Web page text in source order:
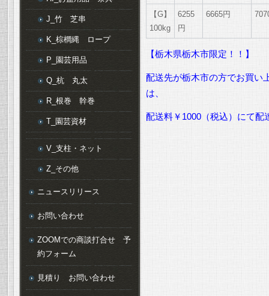
【G】
100kg
6255
円
6665円
【栃木県栃木市限定！！】
配送先が栃木市の方でお買い
は、
配送料￥1000（税込）にて配
J_竹 芝串
K_棕櫚縄 ロープ
P_園芸用品
Q_杭 丸太
R_根巻 幹巻
T_園芸資材
V_支柱・ネット
Z_その他
ニュースリリース
お問い合わせ
ZOOMでの商談打合せ 予
約フォーム
見積り お問い合わせ